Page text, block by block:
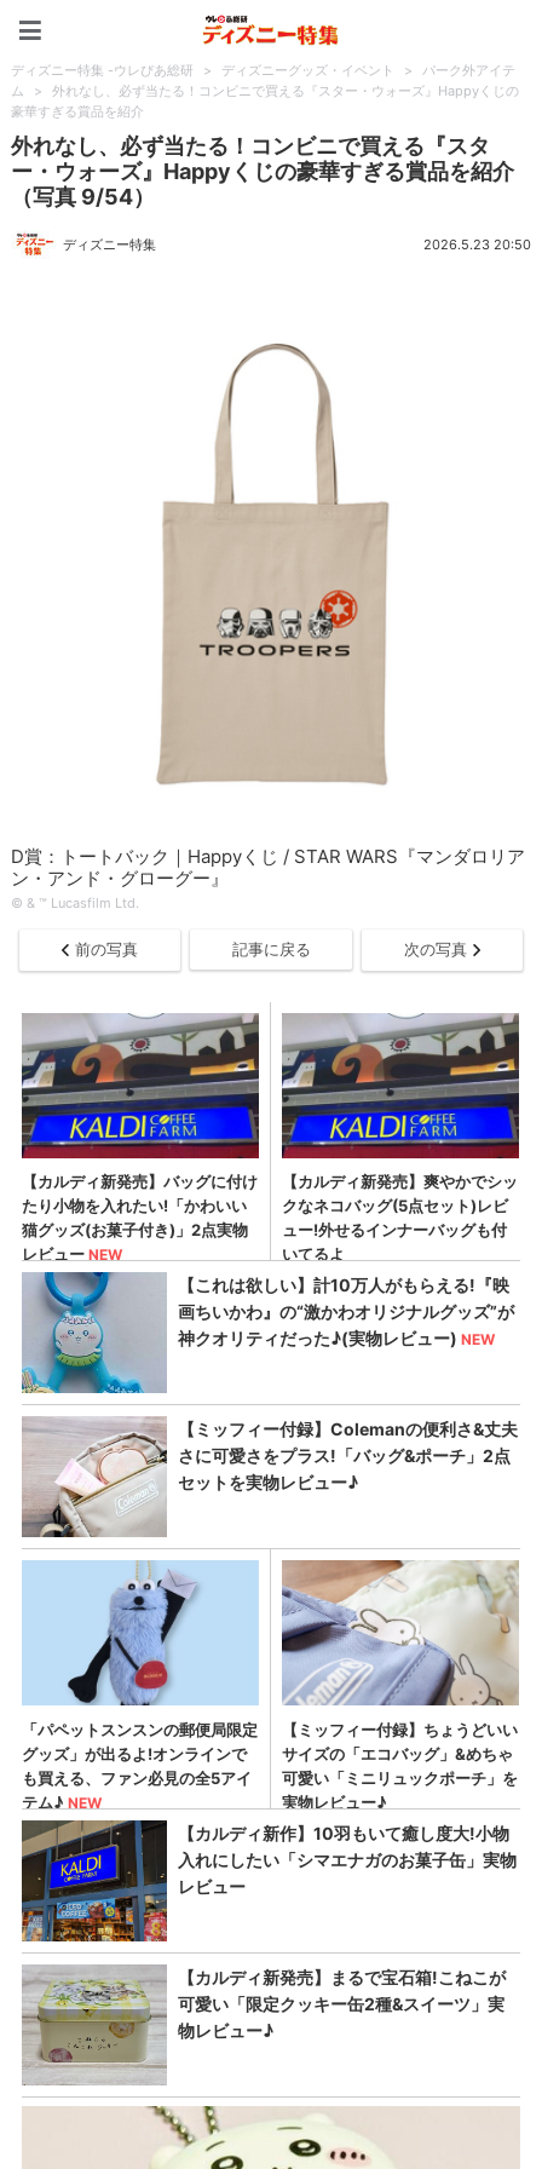
ディズニー特集 -ウレぴあ総研 > ディズニーグッズ・イベント >
パーク外アイテ
ム
>
外れなし、必ず当たる！コンビニで買える『スター・ウォーズ』Happyくじの
豪華すぎる賞品を紹介
外れなし、必ず当たる！コンビニで買える『スタ
ー・ウォーズ』Happyくじの豪華すぎる賞品を紹介
（写真 9/54）
ディズニー特集 2026.5.23 20:50
D賞：トートバック｜Happyくじ / STAR WARS『マンダロリア
ン・アンド・グローグー』
© & ™ Lucasfilm Ltd.
前の写真 記事に戻る 次の写真